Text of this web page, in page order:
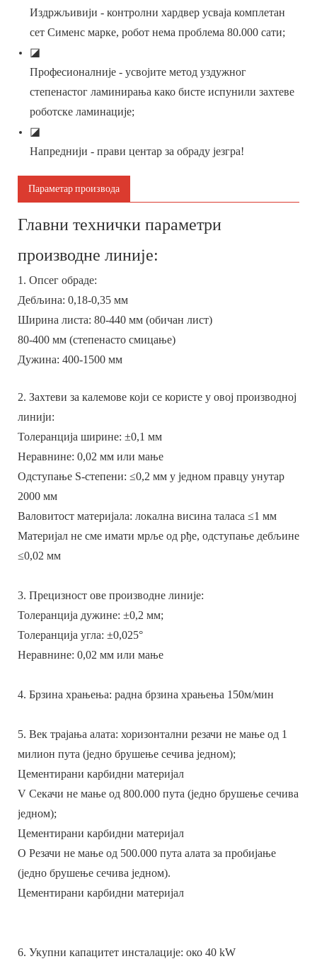
Издржљивији - контролни хардвер усваја комплетан
сет Сименс марке, робот нема проблема 80.000 сати;
◪
Професионалније - усвојите метод уздужног
степенастог ламинирања како бисте испунили захтеве
роботске ламинације;
◪
Напреднији - прави центар за обраду језгра!
Параметар производа
Главни технички параметри
производне линије:
1. Опсег обраде:
Дебљина: 0,18-0,35 мм
Ширина листа: 80-440 мм (обичан лист)
80-400 мм (степенасто смицање)
Дужина: 400-1500 мм
2. Захтеви за калемове који се користе у овој производној
линији:
Толеранција ширине: ±0,1 мм
Неравнине: 0,02 мм или мање
Одступање S-степени: ≤0,2 мм у једном правцу унутар
2000 мм
Валовитост материјала: локална висина таласа ≤1 мм
Материјал не сме имати мрље од рђе, одступање дебљине
≤0,02 мм
3. Прецизност ове производне линије:
Толеранција дужине: ±0,2 мм;
Толеранција угла: ±0,025°
Неравнине: 0,02 мм или мање
4. Брзина храњења: радна брзина храњења 150м/мин
5. Век трајања алата: хоризонтални резачи не мање од 1
милион пута (једно брушење сечива једном);
Цементирани карбидни материјал
V Секачи не мање од 800.000 пута (једно брушење сечива
једном);
Цементирани карбидни материјал
О Резачи не мање од 500.000 пута алата за пробијање
(једно брушење сечива једном).
Цементирани карбидни материјал
6. Укупни капацитет инсталације: око 40 kW